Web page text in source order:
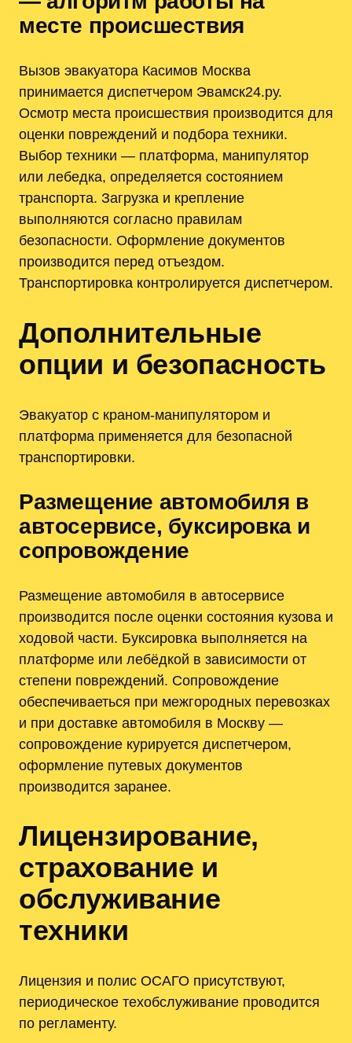
месте происшествия
Вызов эвакуатора Касимов Москва
принимается диспетчером Эвамск24.ру.
Осмотр места происшествия производится для
оценки повреждений и подбора техники.
Выбор техники — платформа, манипулятор
или лебедка, определяется состоянием
транспорта. Загрузка и крепление
выполняются согласно правилам
безопасности. Оформление документов
производится перед отъездом.
Транспортировка контролируется диспетчером.
Дополнительные
опции и безопасность
Эвакуатор с краном-манипулятором и
платформа применяется для безопасной
транспортировки.
Размещение автомобиля в
автосервисе, буксировка и
сопровождение
Размещение автомобиля в автосервисе
производится после оценки состояния кузова и
ходовой части. Буксировка выполняется на
платформе или лебёдкой в зависимости от
степени повреждений. Сопровождение
обеспечиваеться при межгородных перевозках
и при доставке автомобиля в Москву —
сопровождение курируется диспетчером,
оформление путевых документов
производится заранее.
Лицензирование,
страхование и
обслуживание
техники
Лицензия и полис ОСАГО присутствуют,
периодическое техобслуживание проводится
по регламенту.